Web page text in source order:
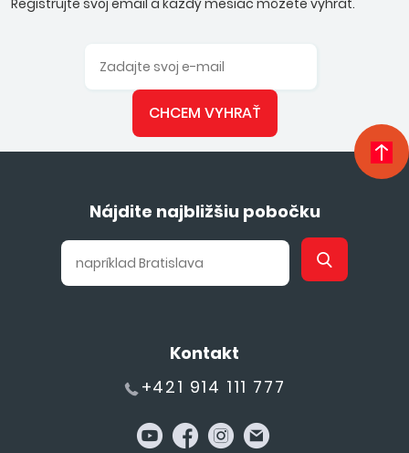
Registrujte svoj email a každý mesiac môžete vyhrať.
CHCEM VYHRAŤ
Nájdite najbližšiu pobočku
Kontakt
+421 914 111 777